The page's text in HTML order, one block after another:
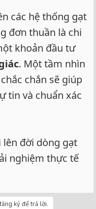
các hệ thống gạt
đơn thuần là chi
khoản đầu tư
. Một tầm nhìn
chắn sẽ giúp
tin và chuẩn xác
đời dòng gạt
nghiệm thực tế
ký để trả lời.